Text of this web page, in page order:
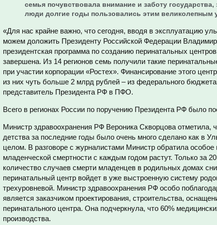
семья почувствовала внимание и заботу
люди долгие годы пользовались этим великолепным
«Для нас крайне важно, что сегодня, вводя в эксплуатацию
можем доложить Президенту Российской Федерации
президентская программа по созданию перинатальных
завершена. Из 14 регионов семь получили такие
при участии корпорации «Ростех». Финансирование этого
из них чуть больше 2 млрд рублей – из федерального
представитель Президента РФ в ПФО.
Всего в регионах России по поручению Президента РФ было
Министр здравоохранения РФ Вероника Скворцова отметила,
детства за последние годы было очень много сделано как в
целом. В разговоре с журналистами Министр обратила
младенческой смертности с каждым годом растут. Только за
количество случаев смерти младенцев в родильных домах
перинатальный центр войдет в уже выстроенную систему
трехуровневой. Министр здравоохранения РФ особо
является заказчиком проектирования, строительства,
перинатального центра. Она подчеркнула, что 60%
производства.